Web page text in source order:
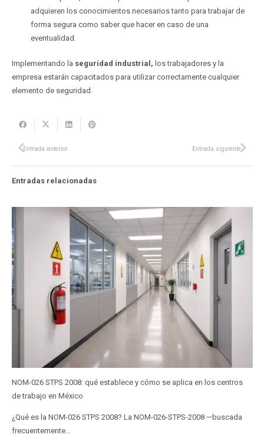
adquieren los conocimientos necesarios tanto para trabajar de
forma segura como saber que hacer en caso de una
eventualidad.
Implementando la seguridad industrial, los trabajadores y la
empresa estarán capacitados para utilizar correctamente cualquier
elemento de seguridad.
Entrada anterior Entrada siguiente
Entradas relacionadas
NOM-026 STPS 2008: qué establece y cómo se aplica en los centros
de trabajo en México
¿Qué es la NOM-026 STPS 2008? La NOM-026-STPS-2008 —buscada
frecuentemente…